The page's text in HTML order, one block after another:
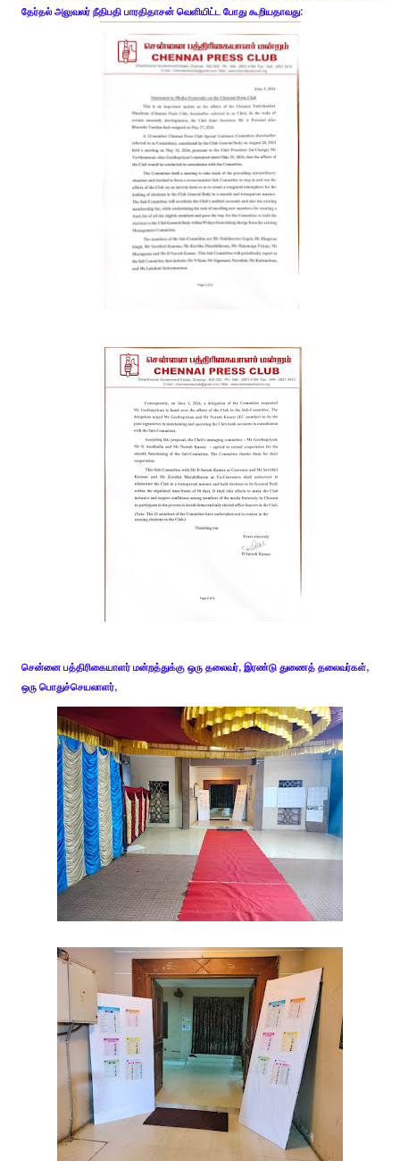
தேர்தல் அலுவலர் நீதிபதி பாரதிதாசன் வெளியிட்ட போது கூறியதாவது:
சென்னை பத்திரிகையாளர் மன்றத்துக்கு ஒரு தலைவர், இரண்டு துணைத் தலைவர்கள்,
ஒரு பொதுச்செயலாளர்,